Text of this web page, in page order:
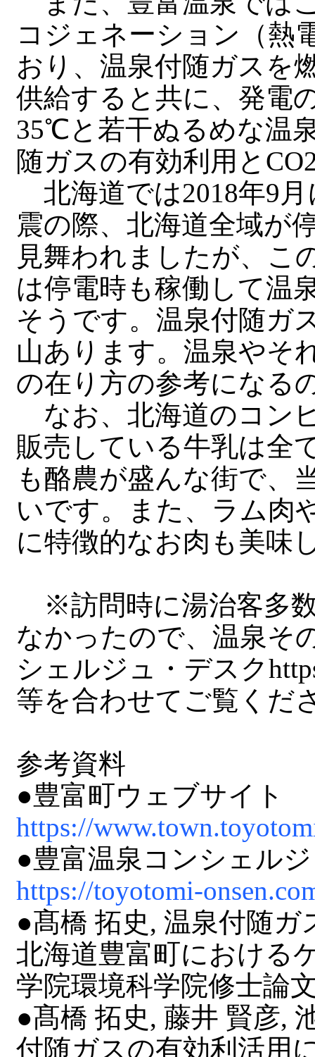
コジェネーション（熱
おり、温泉付随ガスを
供給すると共に、発電
35℃と若干ぬるめな温
随ガスの有効利用と
北海道では2018年9
震の際、北海道全域が
見舞われましたが、こ
は停電時も稼働して温
そうです。温泉付随ガ
山あります。温泉やそ
の在り方の参考になる
なお、北海道のコン
販売している牛乳は全
も酪農が盛んな街で、
いです。また、ラム肉
に特徴的なお肉も美味
※訪問時に湯治客多
なかったので、温泉そ
シェルジュ・デスク
等を合わせてご覧くだ
参考資料
●豊富町ウェブサイト
https://
●豊富温泉コンシェル
https://toyotomi-
●髙橋 拓史, 温泉付随
北海道豊富町における
学院環境科学院修士論
●髙橋 拓史, 藤井 賢彦,
付随ガスの有効利活用